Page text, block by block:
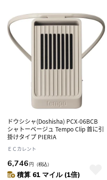
ドウシシャ(Doshisha) PCX-06BCB
シャトーベージュ Tempo Clip 首に引
掛けタイプ PIERIA
ＥＣカレント
6,746 円 （税込）
積算 61 マイル (1倍)